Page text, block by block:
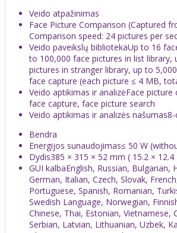
Veido atpažinimas
Face Picture Comparison (Captured
Comparison speed: 24 pictures per
Veido paveikslų bibliotekaUp to 16
to 100,000 face pictures in list library,
pictures in stranger library, up to
face capture (each picture ≤ 4 MB,
Veido aptikimas ir analizėFace picture
face capture, face picture search
Veido aptikimas ir analizės našumas
Bendra
Energijos sunaudojimas≤ 50 W
Dydis385 × 315 × 52 mm ( 15.2 × 12.4
GUI kalbaEnglish, Russian, Bulgarian,
German, Italian, Czech, Slovak,
Portuguese, Spanish, Romanian,
Swedish Language, Norwegian,
Chinese, Thai, Estonian, Vietnamese,
Serbian, Latvian, Lithuanian, Uzbek,